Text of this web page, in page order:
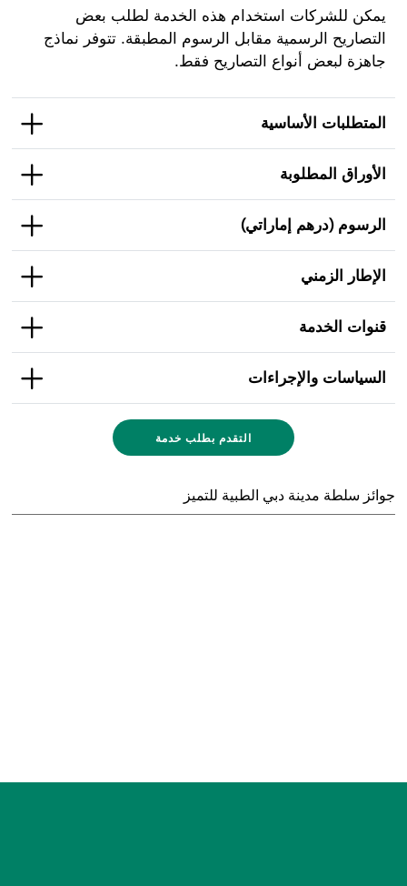
يمكن للشركات استخدام هذه الخدمة لطلب بعض
التصاريح الرسمية مقابل الرسوم المطبقة. تتوفر نماذج
جاهزة لبعض أنواع التصاريح فقط.
المتطلبات الأساسية
الأوراق المطلوبة
الرسوم (درهم إماراتي)
الإطار الزمني
قنوات الخدمة
السياسات والإجراءات
التقدم بطلب خدمة
جوائز سلطة مدينة دبي الطبية للتميز